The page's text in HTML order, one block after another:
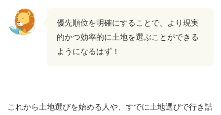
優先順位を明確にすることで、より現実
的かつ効率的に土地を選ぶことができる
ようになるはず！
これから土地選びを始める人や、すでに土地選びで行き詰